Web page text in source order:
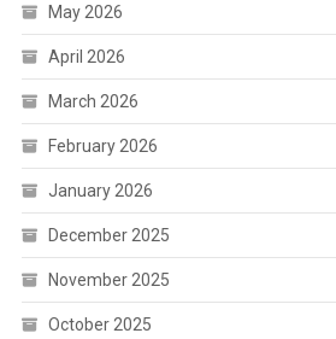
May 2026
April 2026
March 2026
February 2026
January 2026
December 2025
November 2025
October 2025